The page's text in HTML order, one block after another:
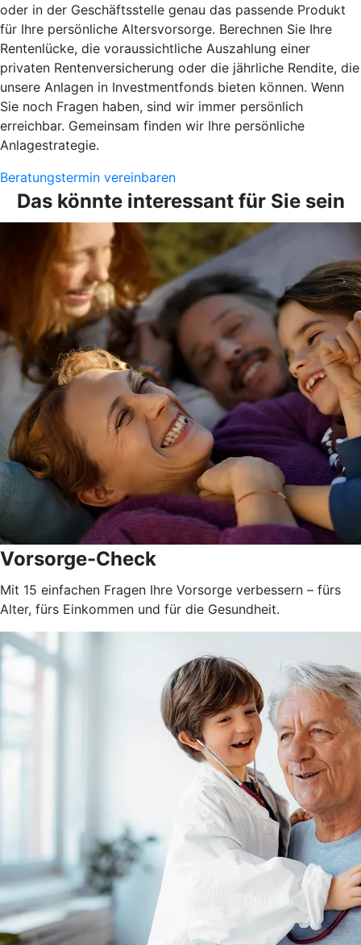
oder in der Geschäftsstelle genau das passende Produkt
für Ihre persönliche Altersvorsorge. Berechnen Sie Ihre
Rentenlücke, die voraussichtliche Auszahlung einer
privaten Rentenversicherung oder die jährliche Rendite, die
unsere Anlagen in Investmentfonds bieten können. Wenn
Sie noch Fragen haben, sind wir immer persönlich
erreichbar. Gemeinsam finden wir Ihre persönliche
Anlagestrategie.
Beratungstermin vereinbaren
Das könnte interessant für Sie sein
Vorsorge-Check
Mit 15 einfachen Fragen Ihre Vorsorge verbessern – fürs
Alter, fürs Einkommen und für die Gesundheit.